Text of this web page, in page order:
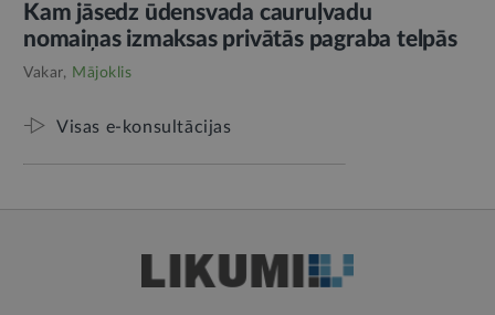
Kam jāsedz ūdensvada cauruļvadu
nomaiņas izmaksas privātās pagraba telpās
Vakar, Mājoklis
Visas e-konsultācijas